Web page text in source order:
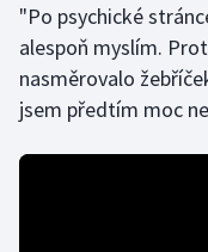
Rychlostní
Short track
"Po psychické
alespoň myslím.
nasměrovalo
jsem předtím moc